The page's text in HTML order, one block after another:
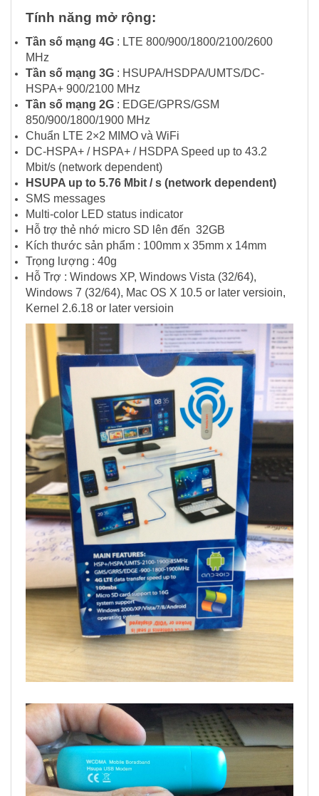
Tính năng mở rộng:
Tần số mạng 4G : LTE 800/900/1800/2100/2600
MHz
Tần số mạng 3G : HSUPA/HSDPA/UMTS/DC-
HSPA+ 900/2100 MHz
Tần số mạng 2G : EDGE/GPRS/GSM
850/900/1800/1900 MHz
Chuẩn LTE 2×2 MIMO và WiFi
DC-HSPA+ / HSPA+ / HSDPA Speed up to 43.2
Mbit/s (network dependent)
HSUPA up to 5.76 Mbit / s (network dependent)
SMS messages
Multi-color LED status indicator
Hỗ trợ thẻ nhớ micro SD lên đến 32GB
Kích thước sản phẩm : 100mm x 35mm x 14mm
Trọng lượng : 40g
Hỗ Trợ : Windows XP, Windows Vista (32/64),
Windows 7 (32/64), Mac OS X 10.5 or later versioin,
Kernel 2.6.18 or later versioin